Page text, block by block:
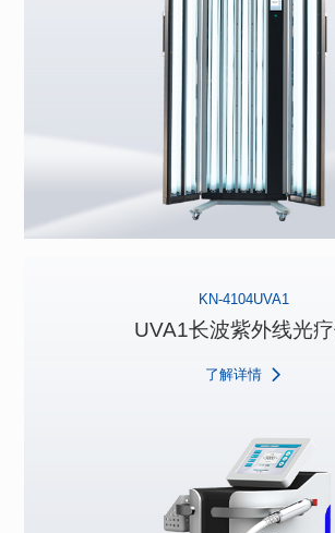
KN-4104UVA1
UVA1长波紫外线光
了解详情